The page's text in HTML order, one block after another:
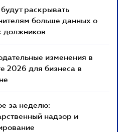
раскрывать
больше данных о
должников
изменения в
2026 для бизнеса в
за неделю:
надзор и